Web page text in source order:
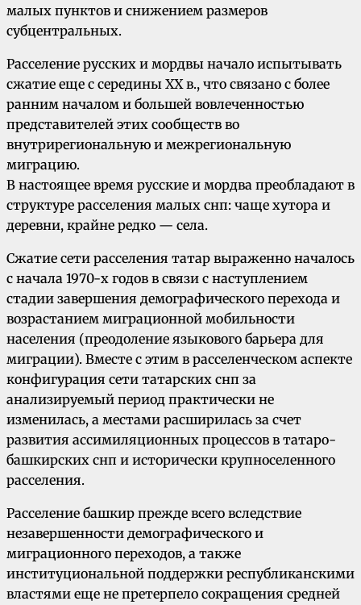
малых пунктов и снижением размеров
субцентральных.
Расселение русских и мордвы начало испытывать
сжатие еще с середины XX в., что связано с более
ранним началом и большей вовлеченностью
представителей этих сообществ во
внутрирегиональную и межрегиональную
миграцию.
В настоящее время русские и мордва преобладают в
структуре расселения малых снп: чаще хутора и
деревни, крайне редко — села.
Сжатие сети расселения татар выраженно началось
с начала 1970-х годов в связи с наступлением
стадии завершения демографического перехода и
возрастанием миграционной мобильности
населения (преодоление языкового барьера для
миграции). Вместе с этим в расселенческом аспекте
конфигурация сети татарских снп за
анализируемый период практически не
изменилась, а местами расширилась за счет
развития ассимиляционных процессов в татаро-
башкирских снп и исторически крупноселенного
расселения.
Расселение башкир прежде всего вследствие
незавершенности демографического и
миграционного переходов, а также
институциональной поддержки республиканскими
властями еще не претерпело сокращения средней